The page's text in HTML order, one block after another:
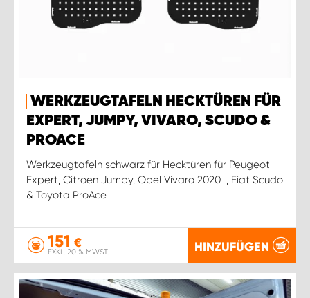
WERKZEUGTAFELN HECKTÜREN FÜR
EXPERT, JUMPY, VIVARO, SCUDO &
PROACE
Werkzeugtafeln schwarz für Hecktüren für Peugeot
Expert, Citroen Jumpy, Opel Vivaro 2020-, Fiat Scudo
& Toyota ProAce.
151 €
EXKL. 20 % MWST. HINZUFÜGEN